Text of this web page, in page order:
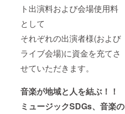
ト出演料および会場使用料
として
それぞれの出演者様(および
ライブ会場)に資金を充てさ
せていただきます。
音楽が地域と人を結ぶ！！
ミュージックSDGs、音楽の